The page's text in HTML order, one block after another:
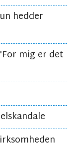
hedder
mig er det